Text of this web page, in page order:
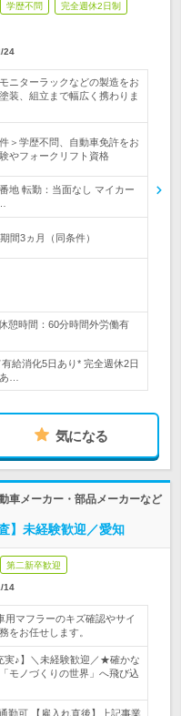
学歴不問 完全週休2日制
24
ニターラックなどの製造をお
装、組立まで幅広く携わりま
＞学歴不問、自動車免許をお
やフォークリフト資格
地 転勤：当面なし マイカー
間3ヵ月（同条件）
憩時間：60分時間外労働有
給消化5日あり* 完全週休2日
…
気になる
車メーカー・部品メーカーなど
】未経験歓迎／愛知
第二新卒歓迎
14
用マフラーのキズ確認やサイ
をお任せします。
実♪】＼未経験歓迎／★確かな
モノづくりの世界」へ飛び込
勤可 【雇入れ直後】上記事業